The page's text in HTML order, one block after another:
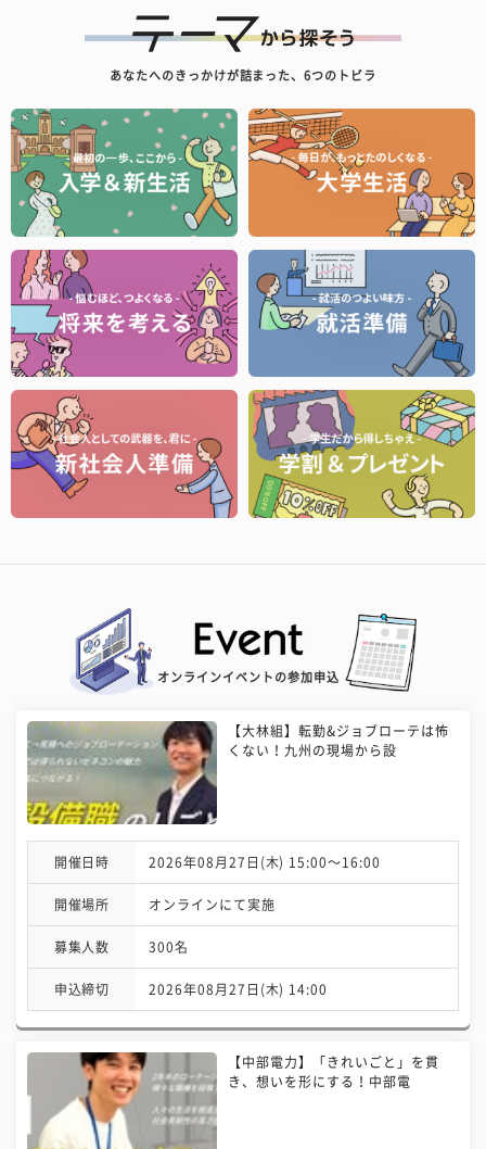
あなたへのきっかけが詰まった、6つのトビラ
オンラインイベントの参加申込
【大林組】転勤&ジョブローテは怖
くない！九州の現場から設
開催日時 2026年08月27日(木) 15:00〜16:00
開催場所 オンラインにて実施
募集人数 300名
申込締切 2026年08月27日(木) 14:00
【中部電力】「きれいごと」を貫
き、想いを形にする！中部電